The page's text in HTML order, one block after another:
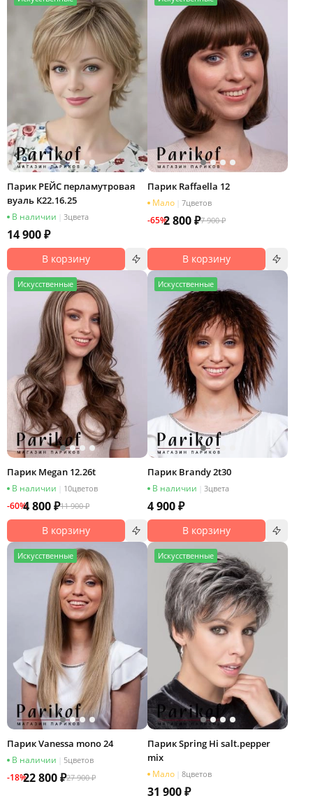
Парик РЕЙС перламутровая
вуаль К22.16.25
В наличии 3цвета
14 900 ₽
В корзину
Парик Raffaella 12
Мало 7цветов
-65%2 800 ₽7 900 ₽
В корзину
Искусственные
Парик Megan 12.26t
В наличии 10цветов
-60%4 800 ₽11 900 ₽
В корзину
Искусственные
Парик Brandy 2t30
В наличии 3цвета
4 900 ₽
В корзину
Искусственные
Парик Vanessa mono 24
В наличии 5цветов
-18%22 800 ₽27 900 ₽
Искусственные
Парик Spring Hi salt.pepper
mix
Мало 8цветов
31 900 ₽